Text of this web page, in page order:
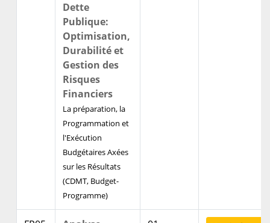
Dette
Publique:
Optimisation,
Durabilité et
Gestion des
Risques
Financiers
La préparation, la
Programmation et
l'Exécution
Budgétaires Axées
sur les Résultats
(CDMT, Budget-
Programme)